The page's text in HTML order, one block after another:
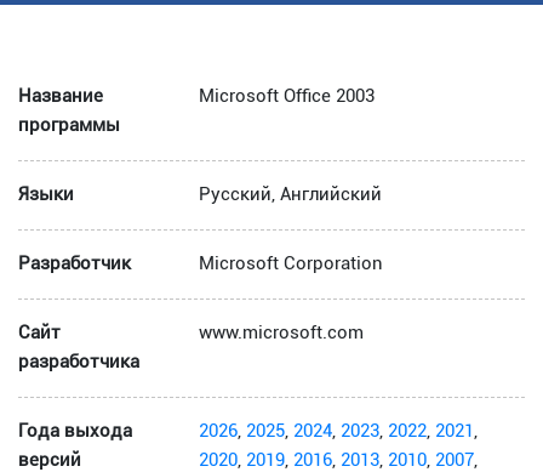
Название
программы
Microsoft Office 2003
Языки Русский, Английский
Разработчик Microsoft Corporation
Сайт
разработчика
www.microsoft.com
Года выхода
версий
2026, 2025, 2024, 2023, 2022, 2021,
2020, 2019, 2016, 2013, 2010, 2007,